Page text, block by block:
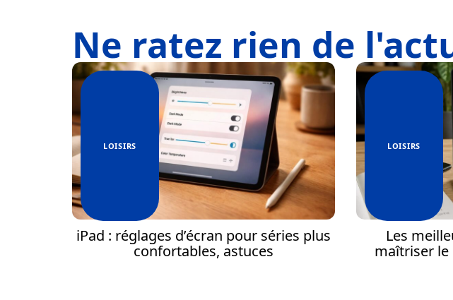
Ne ratez rien de
LOISIRS
iPad : réglages d’écran pour séries plus
confortables, astuces
LOISIRS
Les
maîtriser le